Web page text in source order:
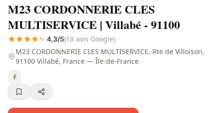
M23 CORDONNERIE CLES
MULTISERVICE | Villabé - 91100
4,3/5(18 avis Google)
M23 CORDONNERIE CLES MULTISERVICE, Rte de Villoison,
91100 Villabé, France — Île-de-France